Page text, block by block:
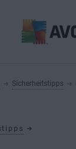
Sicherheitstipps